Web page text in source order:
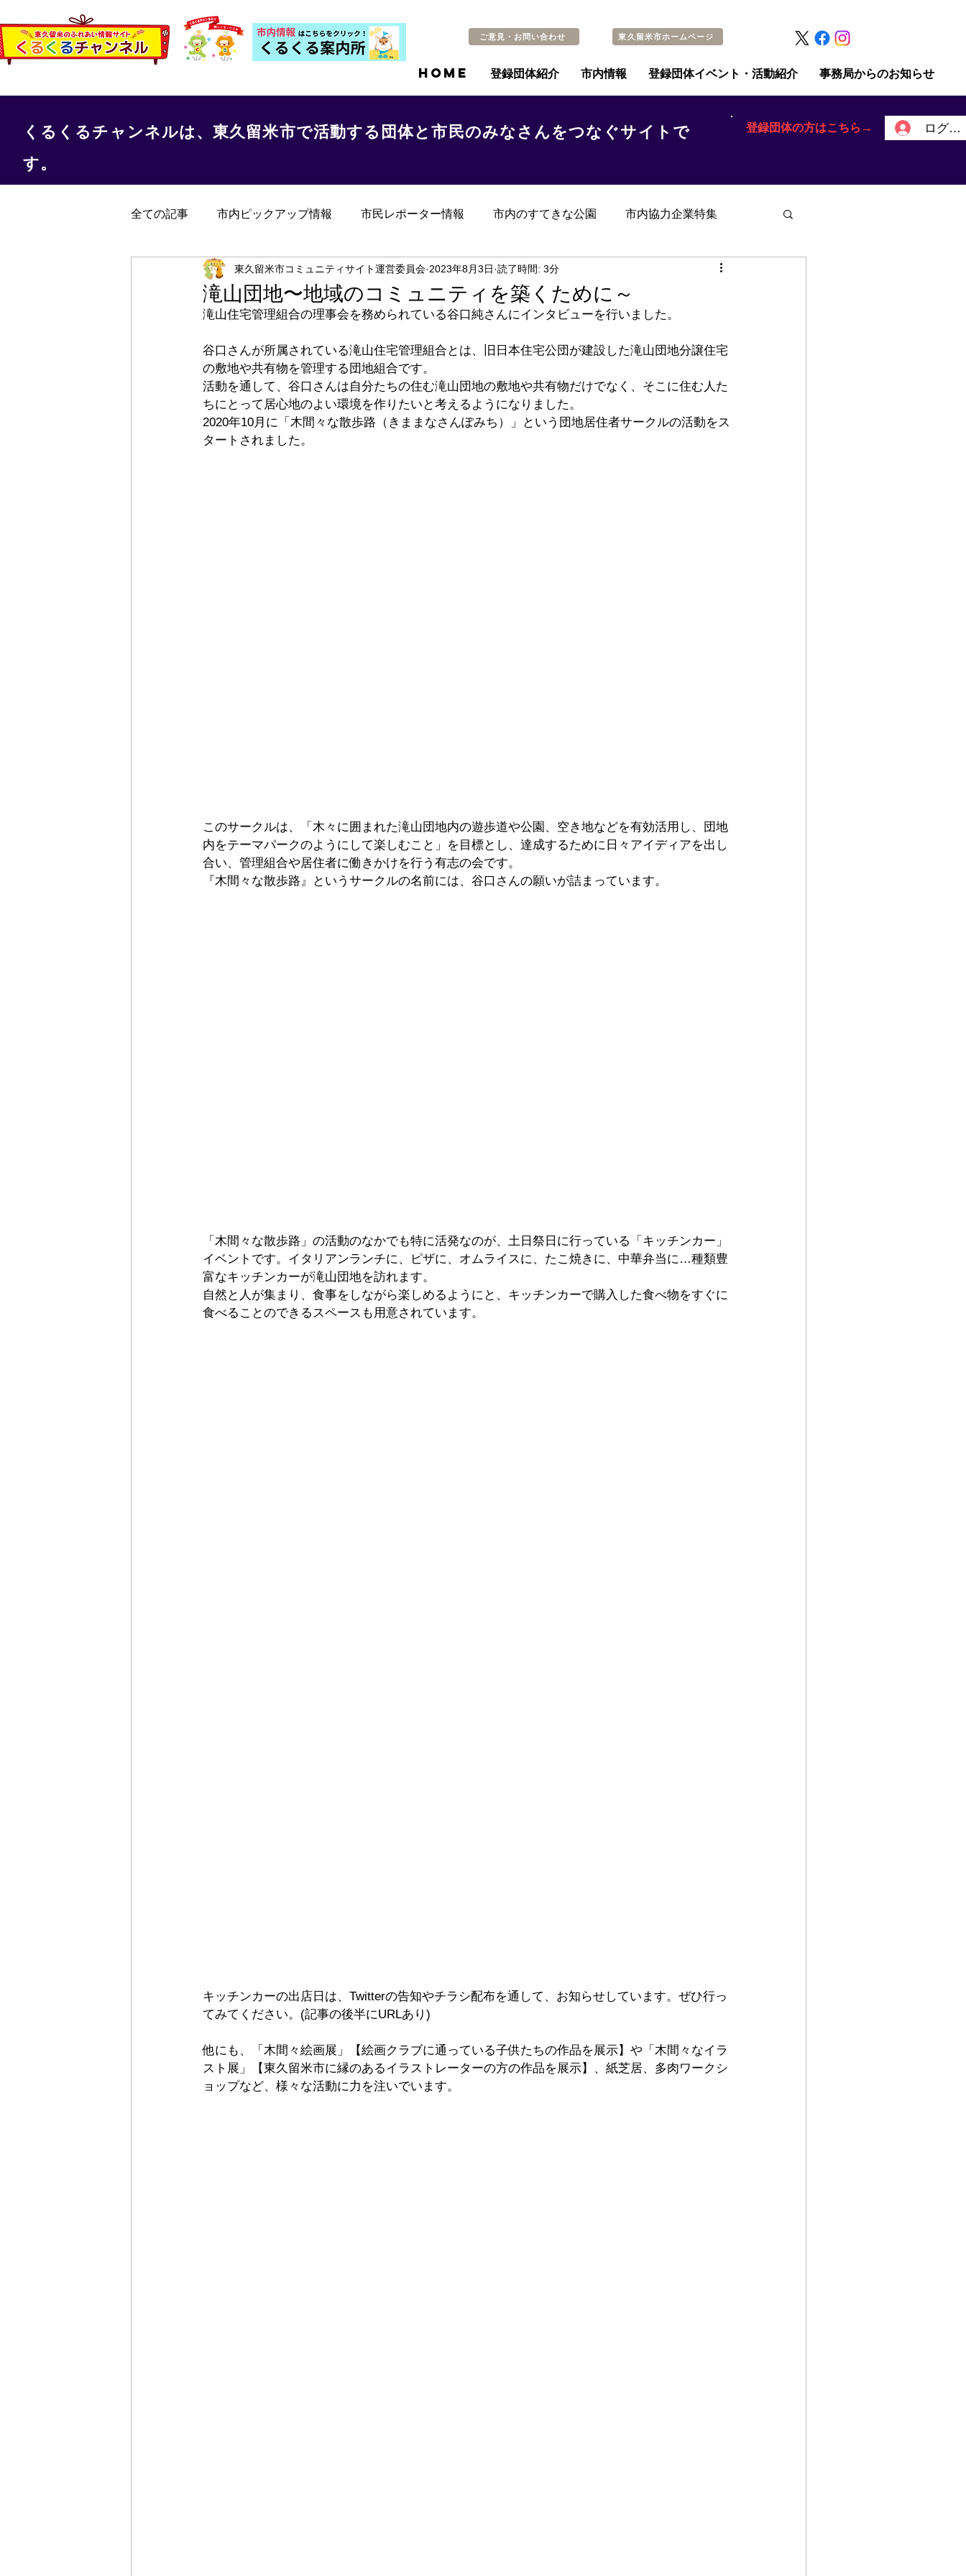
ご意見・お問い合わせ 東久留米市ホームページ
HOME 登録団体紹介 市内情報 登録団体イベント・活動紹介 事務局からのお知らせ
くるくるチャンネルは、東久留米市で活動する団体と市民のみなさんをつなぐサイトで
す。
登録団体の方はこちら→ ログイ
全ての記事 市内ピックアップ情報 市民レポーター情報 市内のすてきな公園 市内協力企業特集
くるくる保健室 事務局からのお知らせ その他 過去の記事
滝山団地〜地域のコミュニティを築くために～
東久留米市コミュニティサイト運営委員会 2023年8月3日 読了時間: 3分
滝山住宅管理組合の理事会を務められている谷口純さんにインタビューを行いました。
谷口さんが所属されている滝山住宅管理組合とは、旧日本住宅公団が建設した滝山団地分譲住宅
の敷地や共有物を管理する団地組合です。
活動を通して、谷口さんは自分たちの住む滝山団地の敷地や共有物だけでなく、そこに住む人た
ちにとって居心地のよい環境を作りたいと考えるようになりました。
2020年10月に「木間々な散歩路（きままなさんぽみち）」という団地居住者サークルの活動をス
タートされました。
このサークルは、「木々に囲まれた滝山団地内の遊歩道や公園、空き地などを有効活用し、団地
内をテーマパークのようにして楽しむこと」を目標とし、達成するために日々アイディアを出し
合い、管理組合や居住者に働きかけを行う有志の会です。
『木間々な散歩路』というサークルの名前には、谷口さんの願いが詰まっています。
「木間々な散歩路」の活動のなかでも特に活発なのが、土日祭日に行っている「キッチンカー」
イベントです。イタリアンランチに、ピザに、オムライスに、たこ焼きに、中華弁当に…種類豊
富なキッチンカーが滝山団地を訪れます。
自然と人が集まり、食事をしながら楽しめるようにと、キッチンカーで購入した食べ物をすぐに
食べることのできるスペースも用意されています。
キッチンカーの出店日は、Twitterの告知やチラシ配布を通して、お知らせしています。ぜひ行っ
てみてください。(記事の後半にURLあり)
他にも、「木間々絵画展」【絵画クラブに通っている子供たちの作品を展示】や「木間々なイラ
スト展」【東久留米市に縁のあるイラストレーターの方の作品を展示】、紙芝居、多肉ワークシ
ョップなど、様々な活動に力を注いでいます。